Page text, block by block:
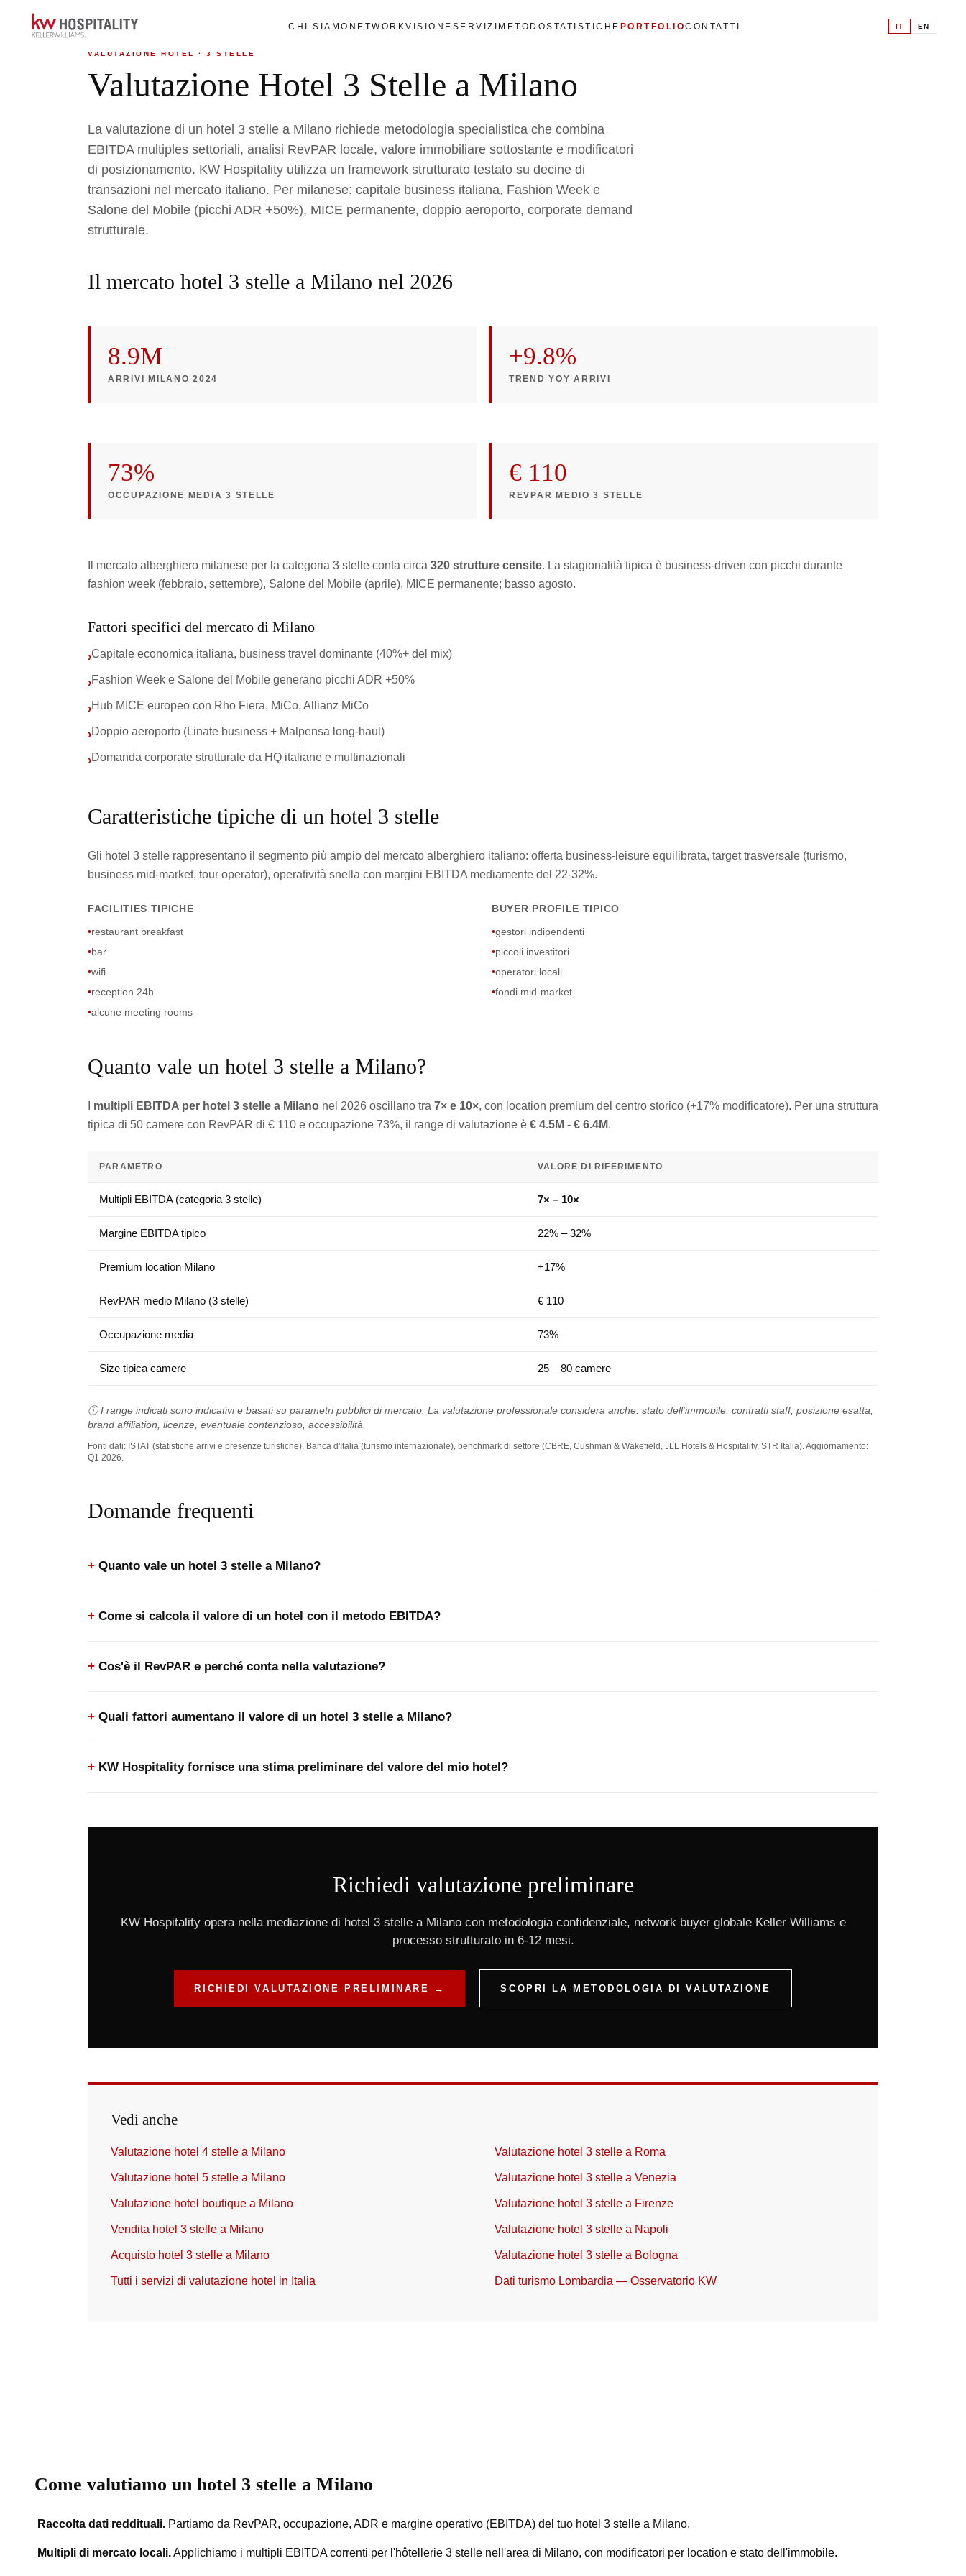
CHI SIAMO NETWORKVISIONE SERVIZI METODOSTATISTICHE PORTFOLIOCONTATTI IT EN
Home › Valutazione hotel
VALUTAZIONE HOTEL · 3 STELLE
Valutazione Hotel 3 Stelle a Milano
La valutazione di un hotel 3 stelle a Milano richiede metodologia specialistica che combina
EBITDA multiples settoriali, analisi RevPAR locale, valore immobiliare sottostante e modificatori
di posizionamento. KW Hospitality utilizza un framework strutturato testato su decine di
transazioni nel mercato italiano. Per milanese: capitale business italiana, Fashion Week e
Salone del Mobile (picchi ADR +50%), MICE permanente, doppio aeroporto, corporate demand
strutturale.
Il mercato hotel 3 stelle a Milano nel 2026
8.9M
ARRIVI MILANO 2024
+9.8%
TREND YOY ARRIVI
73%
OCCUPAZIONE MEDIA 3 STELLE
€ 110
REVPAR MEDIO 3 STELLE
Il mercato alberghiero milanese per la categoria 3 stelle conta circa 320 strutture censite. La stagionalità tipica è business-driven con picchi durante
fashion week (febbraio, settembre), Salone del Mobile (aprile), MICE permanente; basso agosto.
Fattori specifici del mercato di Milano
›Capitale economica italiana, business travel dominante (40%+ del mix)
›Fashion Week e Salone del Mobile generano picchi ADR +50%
›Hub MICE europeo con Rho Fiera, MiCo, Allianz MiCo
›Doppio aeroporto (Linate business + Malpensa long-haul)
›Domanda corporate strutturale da HQ italiane e multinazionali
Caratteristiche tipiche di un hotel 3 stelle
Gli hotel 3 stelle rappresentano il segmento più ampio del mercato alberghiero italiano: offerta business-leisure equilibrata, target trasversale (turismo,
business mid-market, tour operator), operatività snella con margini EBITDA mediamente del 22-32%.
FACILITIES TIPICHE
•restaurant breakfast
•bar
•wifi
•reception 24h
•alcune meeting rooms
BUYER PROFILE TIPICO
•gestori indipendenti
•piccoli investitori
•operatori locali
•fondi mid-market
Quanto vale un hotel 3 stelle a Milano?
multipli EBITDA per hotel 3 stelle a Milano nel 2026 oscillano tra 7× e 10×, con location premium del centro storico (+17% modificatore). Per una struttura
tipica di 50 camere con RevPAR di € 110 e occupazione 73%, il range di valutazione è € 4.5M - € 6.4M.
PARAMETRO VALORE DI RIFERIMENTO
Multipli EBITDA (categoria 3 stelle) 7× – 10×
Margine EBITDA tipico 22% – 32%
Premium location Milano +17%
RevPAR medio Milano (3 stelle) € 110
Occupazione media 73%
Size tipica camere 25 – 80 camere
ⓘ I range indicati sono indicativi e basati su parametri pubblici di mercato. La valutazione professionale considera anche: stato dell'immobile, contratti staff, posizione esatta,
brand affiliation, licenze, eventuale contenzioso, accessibilità.
Fonti dati: ISTAT (statistiche arrivi e presenze turistiche), Banca d'Italia (turismo internazionale), benchmark di settore (CBRE, Cushman & Wakefield, JLL Hotels & Hospitality, STR Italia). Aggiornamento:
Q1 2026.
Domande frequenti
Quanto vale un hotel 3 stelle a Milano?
Come si calcola il valore di un hotel con il metodo EBITDA?
Cos'è il RevPAR e perché conta nella valutazione?
Quali fattori aumentano il valore di un hotel 3 stelle a Milano?
KW Hospitality fornisce una stima preliminare del valore del mio hotel?
Richiedi valutazione preliminare
KW Hospitality opera nella mediazione di hotel 3 stelle a Milano con metodologia confidenziale, network buyer globale Keller Williams e
processo strutturato in 6-12 mesi.
RICHIEDI VALUTAZIONE PRELIMINARE → SCOPRI LA METODOLOGIA DI VALUTAZIONE
Vedi anche
Valutazione hotel 4 stelle a Milano
Valutazione hotel 5 stelle a Milano
Valutazione hotel boutique a Milano
Vendita hotel 3 stelle a Milano
Acquisto hotel 3 stelle a Milano
Tutti i servizi di valutazione hotel in Italia
Valutazione hotel 3 stelle a Roma
Valutazione hotel 3 stelle a Venezia
Valutazione hotel 3 stelle a Firenze
Valutazione hotel 3 stelle a Napoli
Valutazione hotel 3 stelle a Bologna
Dati turismo Lombardia — Osservatorio KW
Come valutiamo un hotel 3 stelle a Milano
Raccolta dati reddituali. Partiamo da RevPAR, occupazione, ADR e margine operativo (EBITDA) del tuo hotel 3 stelle a Milano.
Multipli di mercato locali.Applichiamo i multipli EBITDA correnti per l'hôtellerie 3 stelle nell'area di Milano, con modificatori per location e stato dell'immobile.